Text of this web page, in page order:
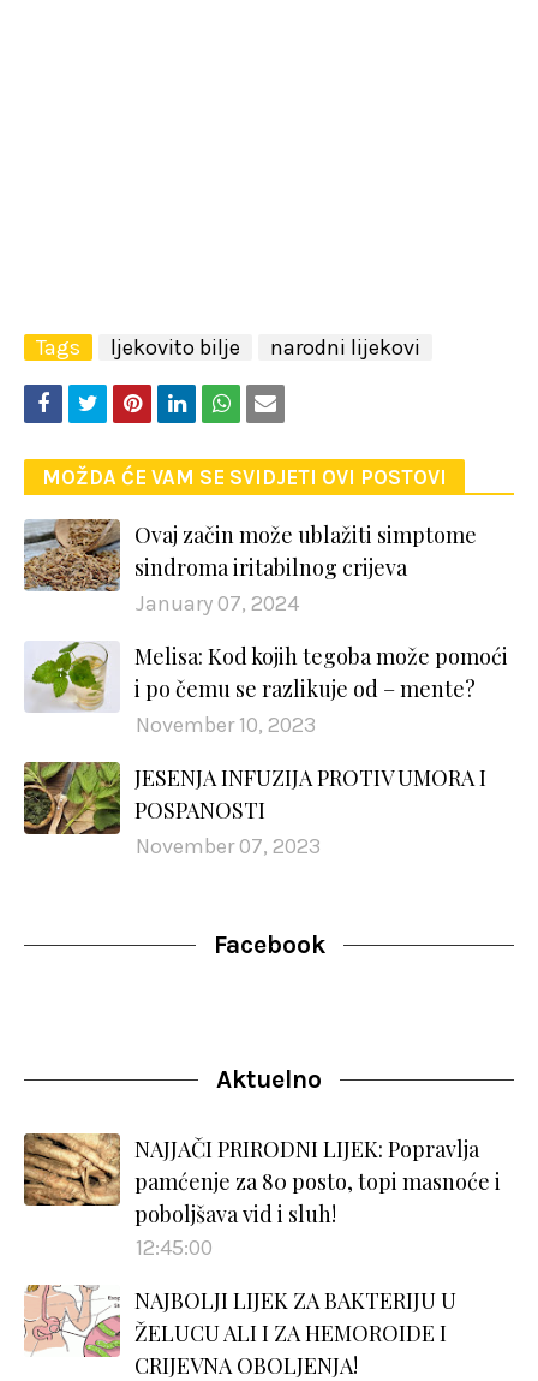
Tags ljekovito bilje narodni lijekovi
MOŽDA ĆE VAM SE SVIDJETI OVI POSTOVI
Ovaj začin može ublažiti simptome
sindroma iritabilnog crijeva
January 07, 2024
Melisa: Kod kojih tegoba može pomoći
i po čemu se razlikuje od – mente?
November 10, 2023
JESENJA INFUZIJA PROTIV UMORA I
POSPANOSTI
November 07, 2023
Facebook
Aktuelno
NAJJAČI PRIRODNI LIJEK: Popravlja
pamćenje za 80 posto, topi masnoće i
poboljšava vid i sluh!
12:45:00
NAJBOLJI LIJEK ZA BAKTERIJU U
ŽELUCU ALI I ZA HEMOROIDE I
CRIJEVNA OBOLJENJA!